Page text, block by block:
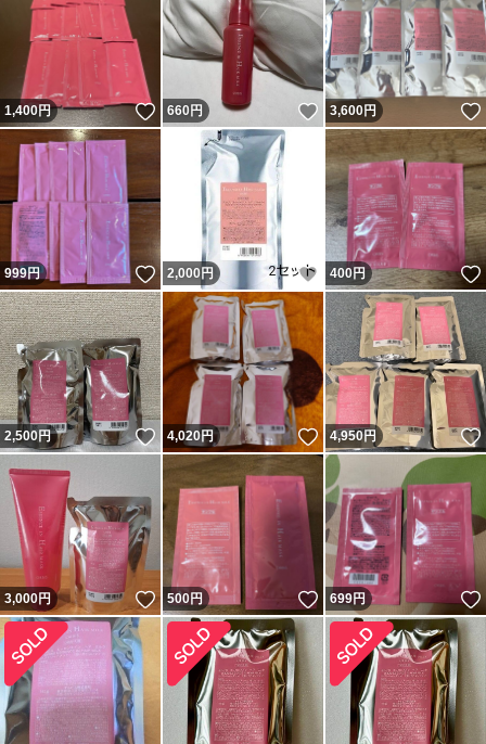
1,400円 いいね！
660円 いいね！
3,600円
999円 いいね！
2,000 円 いいね！
400円
2,500円 いいね！
4,020円 いいね！
4,950円
3,000円 いいね！
500円 いいね！
699円